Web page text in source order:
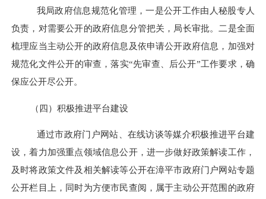
我局政府信息规范化管理，一是公开工作由人秘股专人
负责，对需要公开的政府信息分管把关，局长审批。二是全面
梳理应当主动公开的政府信息及依申请公开政府信息，加强对
规范化文件公开的审查，落实“先审查、后公开”工作要求，确
保应公开尽公开。
（四）积极推进平台建设
通过市政府门户网站、在线访谈等媒介积极推进平台建
设，着力加强重点领域信息公开，进一步做好政策解读工作，
及时将政策文件及相关解读等公开在漳平市政府门户网站专题
公开栏目上，同时为方便市民查阅，属于主动公开范围的政府